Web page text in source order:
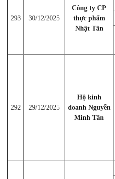
293 30/12/2025
Công ty CP
thực phẩm
Nhật Tân
292 29/12/2025
Hộ kinh
doanh Nguyễn
Minh Tân